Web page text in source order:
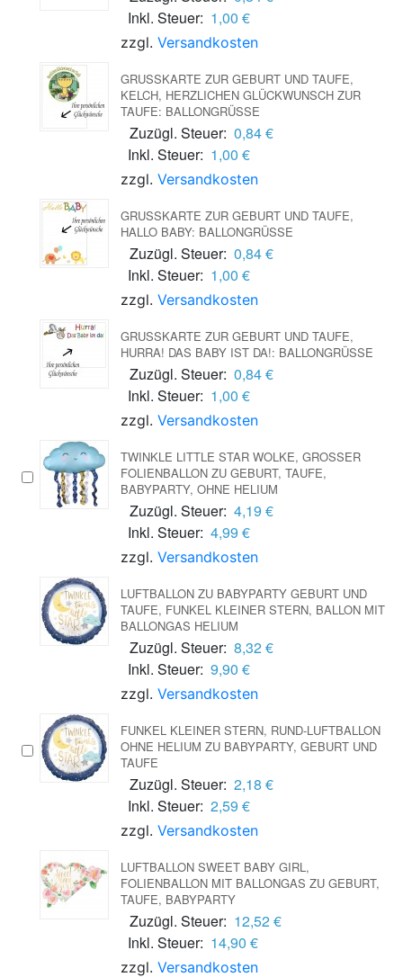
Inkl. Steuer: 1,00 €
zzgl. Versandkosten
GRUSSKARTE ZUR GEBURT UND TAUFE, K
ELCH, HERZLICHEN GLÜCKWUNSCH ZUR T
AUFE: BALLONGRÜSSE
Zuzügl. Steuer: 0,84 €
Inkl. Steuer: 1,00 €
zzgl. Versandkosten
GRUSSKARTE ZUR GEBURT UND TAUFE, H
ALLO BABY: BALLONGRÜSSE
Zuzügl. Steuer: 0,84 €
Inkl. Steuer: 1,00 €
zzgl. Versandkosten
GRUSSKARTE ZUR GEBURT UND TAUFE, H
URRA! DAS BABY IST DA!: BALLONGRÜSSE
Zuzügl. Steuer: 0,84 €
Inkl. Steuer: 1,00 €
zzgl. Versandkosten
TWINKLE LITTLE STAR WOLKE, GROSSER F
OLIENBALLON ZU GEBURT, TAUFE, B
ABYPARTY, OHNE HELIUM
Zuzügl. Steuer: 4,19 €
Inkl. Steuer: 4,99 €
zzgl. Versandkosten
LUFTBALLON ZU BABYPARTY GEBURT UND
TAUFE, FUNKEL KLEINER STERN, BALLON MIT
BALLONGAS HELIUM
Zuzügl. Steuer: 8,32 €
Inkl. Steuer: 9,90 €
zzgl. Versandkosten
FUNKEL KLEINER STERN, RUND-LUFTBALLON
OHNE HELIUM ZU BABYPARTY, GEBURT UND
TAUFE
Zuzügl. Steuer: 2,18 €
Inkl. Steuer: 2,59 €
zzgl. Versandkosten
LUFTBALLON SWEET BABY GIRL,
FOLIENBALLON MIT BALLONGAS ZU GEBURT,
TAUFE, BABYPARTY
Zuzügl. Steuer: 12,52 €
Inkl. Steuer: 14,90 €
zzgl. Versandkosten